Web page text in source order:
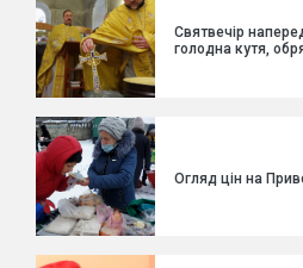
Святвечір
голодна кутя,
Огляд цін на